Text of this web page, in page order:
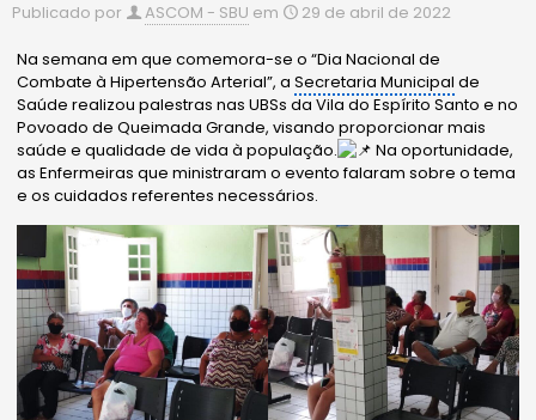
Publicado por ASCOM - SBU em 29 de abril de 2022
Na semana em que comemora-se o “Dia Nacional de
Combate à Hipertensão Arterial”, aSecretaria Municipal de
Saúde realizou palestras nas UBSs da Vila do Espírito Santo e no
Povoado de Queimada Grande, visando proporcionar mais
saúde e qualidade de vida à população.
Na oportunidade,
as Enfermeiras que ministraram o evento falaram sobre o tema
e os cuidados referentes necessários.